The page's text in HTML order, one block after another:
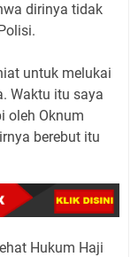
dirinya tidak
untuk melukai
Waktu itu saya
oleh Oknum
berebut itu
Hukum Haji